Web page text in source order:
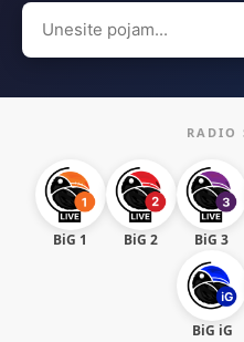
Search
for:
RADIO
BiG 1 BiG 2 BiG 3
BiG iG